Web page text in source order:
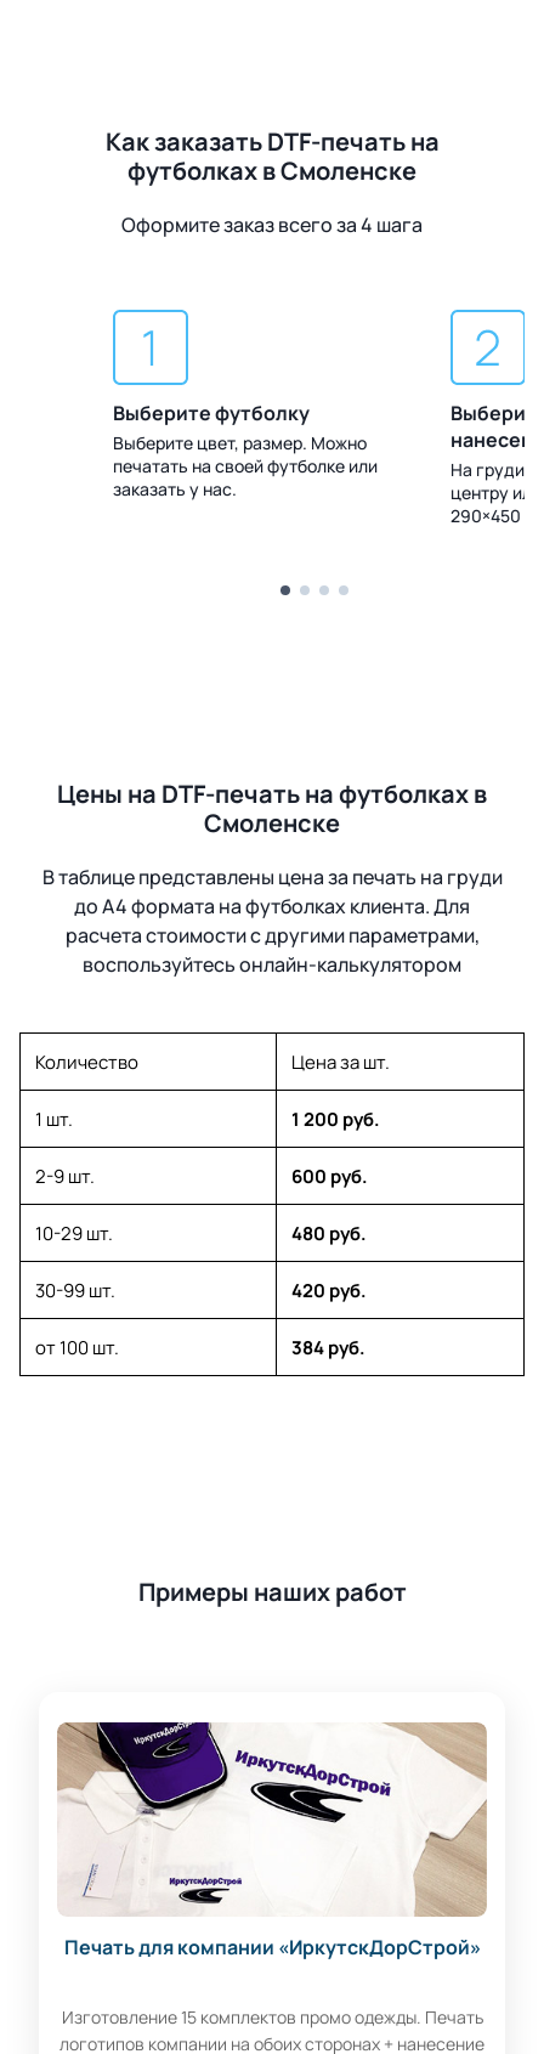
Как заказать DTF-печать на
футболках в Смоленске
Оформите заказ всего за 4 шага
Выберите футболку
Выберите цвет, размер. Можно
печатать на своей футболке или
заказать у нас.
На груди,
центру
290×450
Цены на DTF-печать на футболках в
Смоленске
В таблице представлены цена за печать на груди
до А4 формата на футболках клиента. Для
расчета стоимости с другими параметрами,
воспользуйтесь онлайн-калькулятором
Количество Цена за шт.
1 шт. 1 200 руб.
2-9 шт. 600 руб.
10-29 шт. 480 руб.
30-99 шт. 420 руб.
от 100 шт. 384 руб.
Примеры наших работ
Печать для компании «ИркутскДорСтрой»
Изготовление 15 комплектов промо одежды. Печать
логотипов компании на обоих сторонах + нанесение